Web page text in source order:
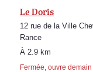
Le Doris
12 rue de la Ville
Rance
À 2.9 km
Fermée, ouvre demain